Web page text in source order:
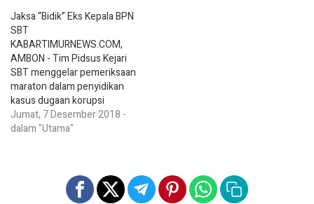
tertahan. Ini terkait adanya
fakta baru yang dapat
mengarah pada penghentian
penyidikan kasus ini. Fakta
tersebut terkait revisi
anggaran yang selama ini
luput dari pemeriksaan
penyidik.…
Jaksa “Bidik” Eks Kepala BPN
SBT
KABARTIMURNEWS.COM,
AMBON - Tim Pidsus Kejari
SBT menggelar pemeriksaan
maraton dalam penyidikan
kasus dugaan korupsi
sertifikat lahan prona tahun
2016 senilai Rp 1,4 miliar
SBT berinisial “NP”. “Tadi
beta ke Masohi, untuk
Jumat, 7 Desember 2018 -
dalam "Utama"